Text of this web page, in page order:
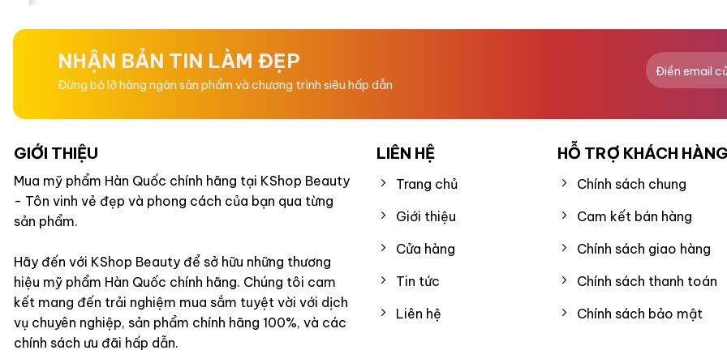
5
5
5
NHẬN BẢN TIN LÀM ĐẸP
Đừng bỏ lỡ hàng ngàn sản phẩm và chương trình siêu hấp dẫn
GIỚI THIỆU
Mua mỹ phẩm Hàn Quốc chính hãng tại KShop Beauty
- Tôn vinh vẻ đẹp và phong cách của bạn qua từng
sản phẩm.
Hãy đến với KShop Beauty để sở hữu những thương
hiệu mỹ phẩm Hàn Quốc chính hãng. Chúng tôi cam
kết mang đến trải nghiệm mua sắm tuyệt vời với dịch
vụ chuyên nghiệp, sản phẩm chính hãng 100%, và các
chính sách ưu đãi hấp dẫn.
LIÊN HỆ
Trang chủ
Giới thiệu
Cửa hàng
Tin tức
Liên hệ
HỖ TRỢ KHÁCH HÀNG
Chính sách chung
Cam kết bán hàng
Chính sách giao hàng
Chính sách thanh toán
Chính sách bảo mật